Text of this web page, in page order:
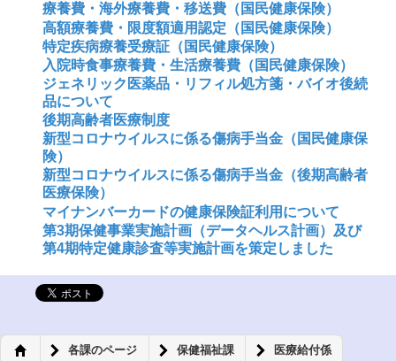
療養費・海外療養費・移送費（国民健康保険）
高額療養費・限度額適用認定（国民健康保険）
特定疾病療養受療証（国民健康保険）
入院時食事療養費・生活療養費（国民健康保険）
ジェネリック医薬品・リフィル処方箋・バイオ後続
品について
後期高齢者医療制度
新型コロナウイルスに係る傷病手当金（国民健康保
険）
新型コロナウイルスに係る傷病手当金（後期高齢者
医療保険）
マイナンバーカードの健康保険証利用について
第3期保健事業実施計画（データヘルス計画）及び
第4期特定健康診査等実施計画を策定しました
各課のページ 保健福祉課 医療給付係